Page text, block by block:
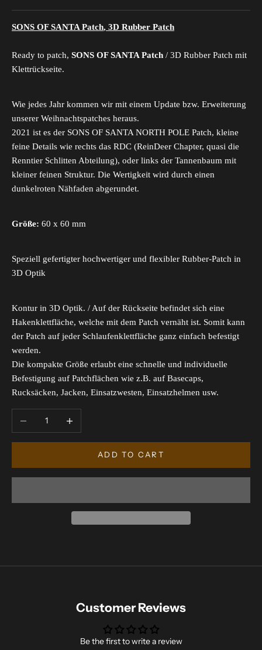
SONS OF SANTA Patch, 3D Rubber Patch
Ready to patch, SONS OF SANTA Patch / 3D Rubber Patch mit
Klettrückseite.
Wie jedes Jahr kommen wir mit einem Update bzw. Erweiterung
unserer Weihnachtspatches heraus.
2021 ist es der SONS OF SANTA NORTH POLE Patch, kleine
feine Details wie rechts das RDC (ReinDeer Chapter, quasi die
Renntier Schlitten Abteilung), oder links der Tannenbaum mit
kleiner feinen Struktur. Die Wertigkeit wird durch einen
dunkelroten Nähfaden abgerundet.
Größe: 60 x 60 mm
Speziell gefertigter hochwertiger und flexibler Rubber-Patch in
3D Optik
Kontur in 3D Optik. / Auf der Rückseite befindet sich eine
Hakenklettfläche, welche mit dem Patch vernäht ist. Somit kann
der Patch auf jeder Schlaufenklettfläche ganz einfach befestigt
werden.
Die kompakte Größe erlaubt eine schnelle und individuelle
Befestigung auf Patchflächen wie z.B. auf Basecaps,
Rucksäcken, Jacken, Einsatzwesten, Einsatzhelmen usw.
Decrease quantityIncrease quantity
ADD TO CART
Customer Reviews
Be the first to write a review